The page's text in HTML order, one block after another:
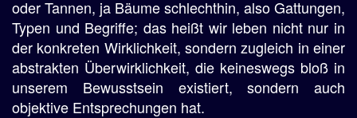
oder Tannen, ja Bäume schlechthin, also Gattungen,
Typen und Begriffe; das heißt wir leben nicht nur in
der konkreten Wirklichkeit, sondern zugleich in einer
abstrakten Überwirklichkeit, die keineswegs bloß in
unserem Bewusstsein existiert, sondern auch
objektive Entsprechungen hat.